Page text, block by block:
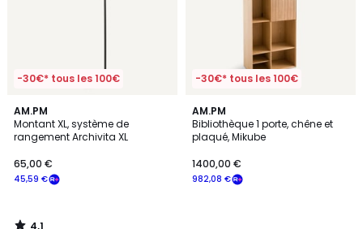
-30€* tous les 100€
AM.PM
Montant XL, système de
rangement Archivita XL
45,59 €
65,00 €
4,1
/ 5
4,1
-30€* tous les 100€
AM.PM
Bibliothèque 1 porte, chêne et
plaqué, Mikube
982,08 €
1400,00 €